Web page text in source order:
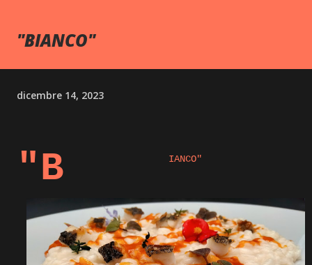
"BIANCO"
dicembre 14, 2023
"B IANCO"